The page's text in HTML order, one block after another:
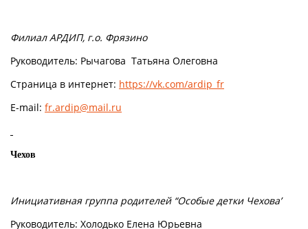
Филиал АРДИП, г.о. Фрязино
Руководитель: Рычагова Татьяна Олеговна
Страница в интернет: https://vk.com/ardip_fr
E-mail: fr.ardip@mail.ru
Чехов
Инициативная группа родителей “Особые детки Чехова’
Руководитель: Холодько Елена Юрьевна